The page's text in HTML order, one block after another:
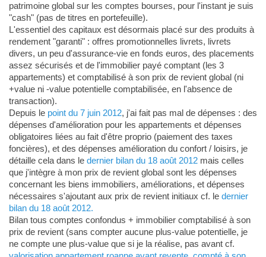
patrimoine global sur les comptes bourses, pour l'instant je suis
"cash" (pas de titres en portefeuille).
L'essentiel des capitaux est désormais placé sur des produits à
rendement "garanti" : offres promotionnelles livrets, livrets
divers, un peu d'assurance-vie en fonds euros, des placements
assez sécurisés et de l'immobilier payé comptant (les 3
appartements) et comptabilisé à son prix de revient global (ni
+value ni -value potentielle comptabilisée, en l'absence de
transaction).
Depuis le point du 7 juin 2012, j'ai fait pas mal de dépenses : des
dépenses d'amélioration pour les appartements et dépenses
obligatoires liées au fait d'être proprio (paiement des taxes
foncières), et des dépenses amélioration du confort / loisirs, je
détaille cela dans le dernier bilan du 18 août 2012mais celles
que j'intègre à mon prix de revient global sont les dépenses
concernant les biens immobiliers, améliorations, et dépenses
nécessaires s'ajoutant aux prix de revient initiaux cf. le dernier
bilan du 18 août 2012.
Bilan tous comptes confondus + immobilier comptabilisé à son
prix de revient (sans compter aucune plus-value potentielle, je
ne compte une plus-value que si je la réalise, pas avant cf.